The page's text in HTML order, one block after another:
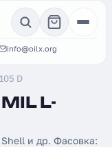
info@oilx.org
D
L-
Shell и др. Фасовка: